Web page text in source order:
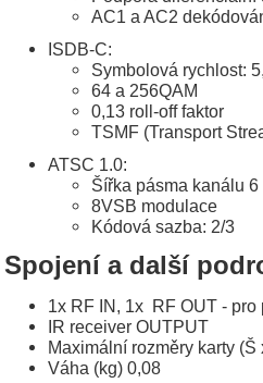
AC1 a AC2
ISDB-C:
Symbolová rychlost:
64 a 256QAM
0,13 roll-off faktor
TSMF (Transport
ATSC 1.0:
Šířka pásma kanálu 6
8VSB modulace
Kódová sazba: 2/3
Spojení a další
1x RF IN, 1x RF OUT -
IR receiver OUTPUT
Maximální rozměry karty (Š
Váha (kg) 0,08